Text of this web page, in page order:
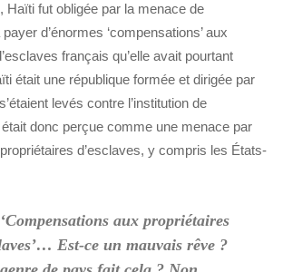
Haïti fut obligée par la menace de
d’énormes ‘compensations’ aux
français qu’elle avait pourtant
était une république formée et dirigée par
levés contre l’institution de
était donc perçue comme une menace par
d’esclaves, y compris les États-
‘Compensations aux propriétaires
Est-ce un mauvais rêve ?